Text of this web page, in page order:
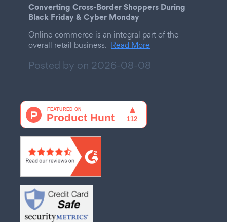
Converting Cross-Border Shoppers During
Black Friday & Cyber Monday
Online commerce is an integral part of the
overall retail business. Read More
Posted by on 2026-08-08